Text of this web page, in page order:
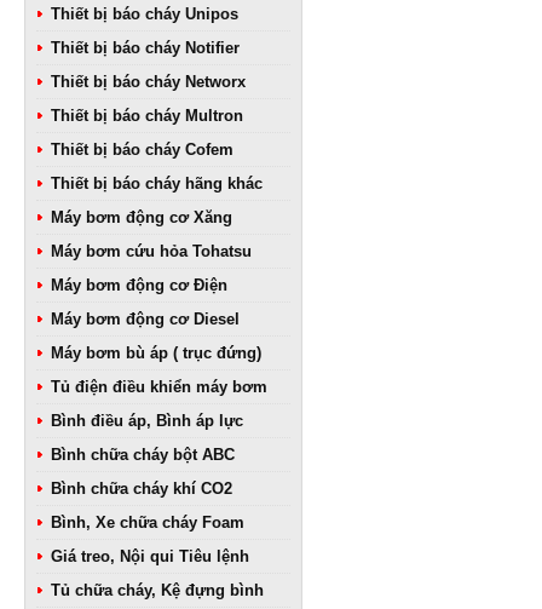
Thiết bị báo cháy Unipos
Thiết bị báo cháy Notifier
Thiết bị báo cháy Networx
Thiết bị báo cháy Multron
Thiết bị báo cháy Cofem
Thiết bị báo cháy hãng khác
Máy bơm động cơ Xăng
Máy bơm cứu hỏa Tohatsu
Máy bơm động cơ Điện
Máy bơm động cơ Diesel
Máy bơm bù áp ( trục đứng)
Tủ điện điều khiển máy bơm
Bình điều áp, Bình áp lực
Bình chữa cháy bột ABC
Bình chữa cháy khí CO2
Bình, Xe chữa cháy Foam
Giá treo, Nội qui Tiêu lệnh
Tủ chữa cháy, Kệ đựng bình